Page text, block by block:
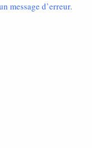
message d’erreur.